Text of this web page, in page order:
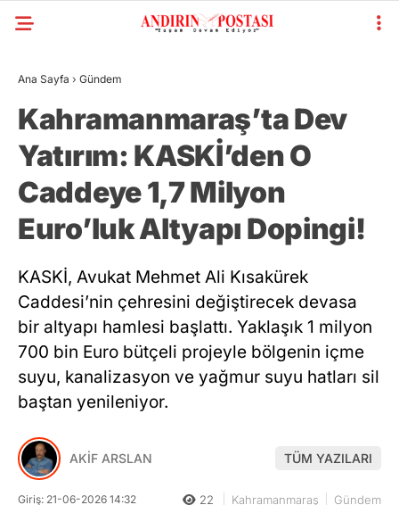
Ana Sayfa › Gündem
Kahramanmaraş’ta Dev
Yatırım: KASKİ’den O
Caddeye 1,7 Milyon
Euro’luk Altyapı Dopingi!
KASKİ, Avukat Mehmet Ali Kısakürek
Caddesi’nin çehresini değiştirecek devasa
bir altyapı hamlesi başlattı. Yaklaşık 1 milyon
700 bin Euro bütçeli projeyle bölgenin içme
suyu, kanalizasyon ve yağmur suyu hatları sil
baştan yenileniyor.
AKİF ARSLAN TÜM YAZILARI
Giriş: 21-06-2026 14:32
22 Kahramanmaraş Gündem